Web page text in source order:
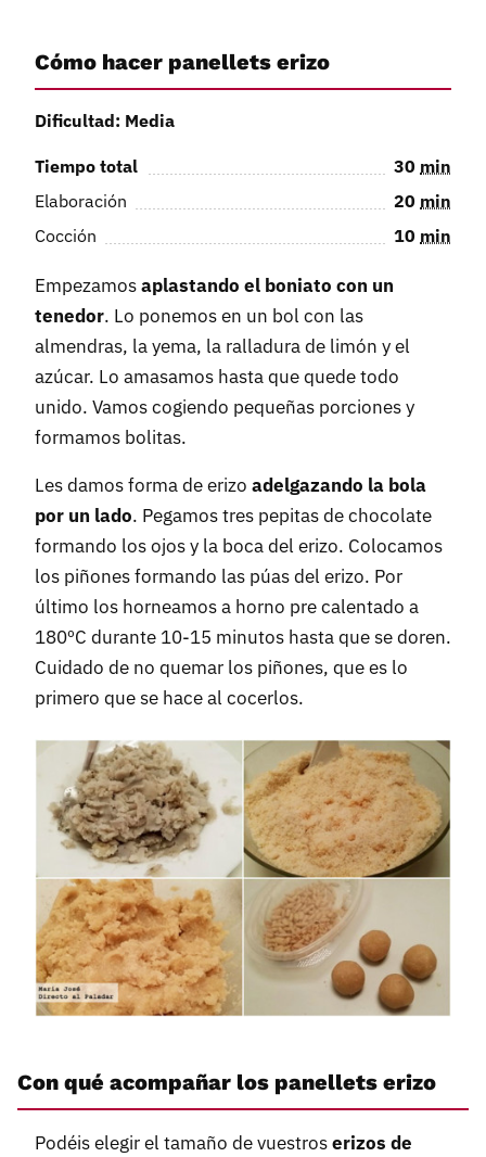
Cómo hacer panellets erizo
Dificultad: Media
Tiempo total 30 min
Elaboración
20 min
Cocción
10 min
Empezamosaplastando el boniato con un
tenedor. Lo ponemos en un bol con las
almendras, la yema, la ralladura de limón y el
azúcar. Lo amasamos hasta que quede todo
unido. Vamos cogiendo pequeñas porciones y
formamos bolitas.
Les damos forma de erizo adelgazando la bola
por un lado. Pegamos tres pepitas de chocolate
formando los ojos y la boca del erizo. Colocamos
los piñones formando las púas del erizo. Por
último los horneamos a horno pre calentado a
180ºC durante 10-15 minutos hasta que se doren.
Cuidado de no quemar los piñones, que es lo
primero que se hace al cocerlos.
Con qué acompañar los panellets erizo
Podéis elegir el tamaño de vuestroserizos de